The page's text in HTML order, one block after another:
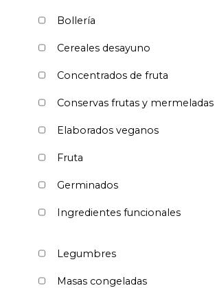
Bollería
Cereales desayuno
Concentrados de fruta
Conservas frutas y mermeladas
Elaborados veganos
Fruta
Germinados
Ingredientes funcionales
Legumbres
Masas congeladas